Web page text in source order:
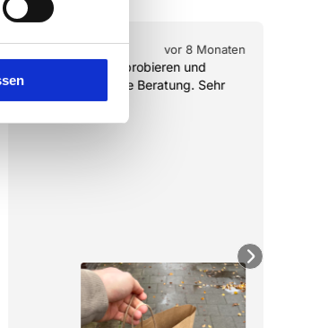
¡¡¡¡¡ vor 8 Monaten
Ich kann alles anprobieren und
bekomme ehrliche Beratung. Sehr
empfehlenswert.